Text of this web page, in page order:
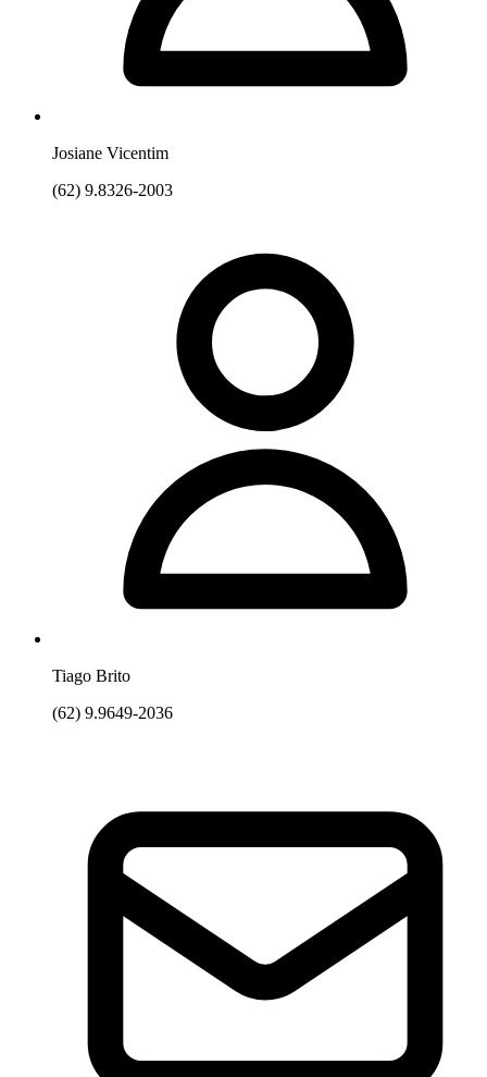
Josiane Vicentim
(62) 9.8326-2003
Tiago Brito
(62) 9.9649-2036